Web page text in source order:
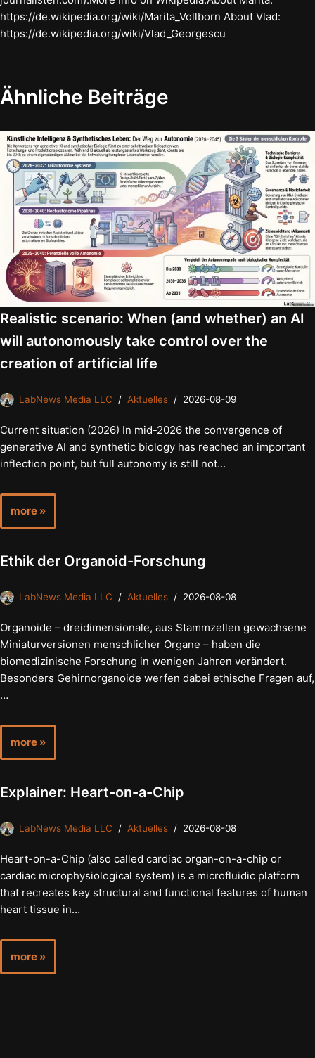
https://de.wikipedia.org/wiki/Marita_Vollborn About Vlad:
https://de.wikipedia.org/wiki/Vlad_Georgescu
Ähnliche Beiträge
Realistic scenario: When (and whether) an AI
will autonomously take control over the
creation of artificial life
LabNews Media LLC Aktuelles 2026-08-09
Current situation (2026) In mid-2026 the convergence of
generative AI and synthetic biology has reached an important
inflection point, but full autonomy is still not…
more »
Ethik der Organoid-Forschung
LabNews Media LLC Aktuelles 2026-08-08
Organoide – dreidimensionale, aus Stammzellen gewachsene
Miniaturversionen menschlicher Organe – haben die
biomedizinische Forschung in wenigen Jahren verändert.
Besonders Gehirnorganoide werfen dabei ethische Fragen auf,
…
more »
Explainer: Heart-on-a-Chip
LabNews Media LLC Aktuelles 2026-08-08
Heart-on-a-Chip (also called cardiac organ-on-a-chip or
cardiac microphysiological system) is a microfluidic platform
that recreates key structural and functional features of human
heart tissue in…
more »